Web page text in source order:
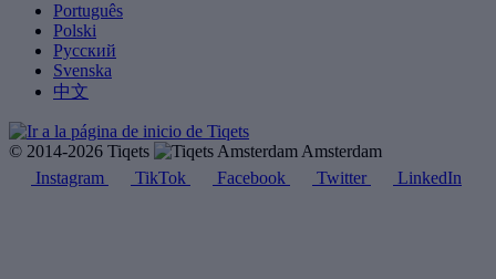
Português
Polski
Русский
Svenska
中文
© 2014-2026 Tiqets
Amsterdam
Instagram
TikTok Facebook Twitter LinkedIn